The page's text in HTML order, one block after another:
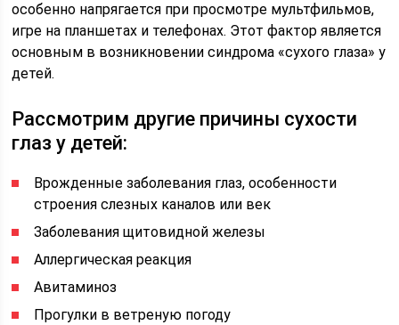
особенно напрягается при просмотре мультфильмов,
игре на планшетах и телефонах. Этот фактор является
основным в возникновении синдрома «сухого глаза» у
детей.
Рассмотрим другие причины сухости
глаз у детей:
Врожденные заболевания глаз, особенности
строения слезных каналов или век
Заболевания щитовидной железы
Аллергическая реакция
Авитаминоз
Прогулки в ветреную погоду